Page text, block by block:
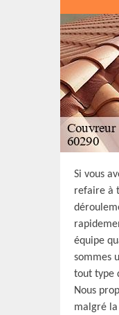
Si vous
refaire à
équipe
sommes
tout type
Nous
malgré